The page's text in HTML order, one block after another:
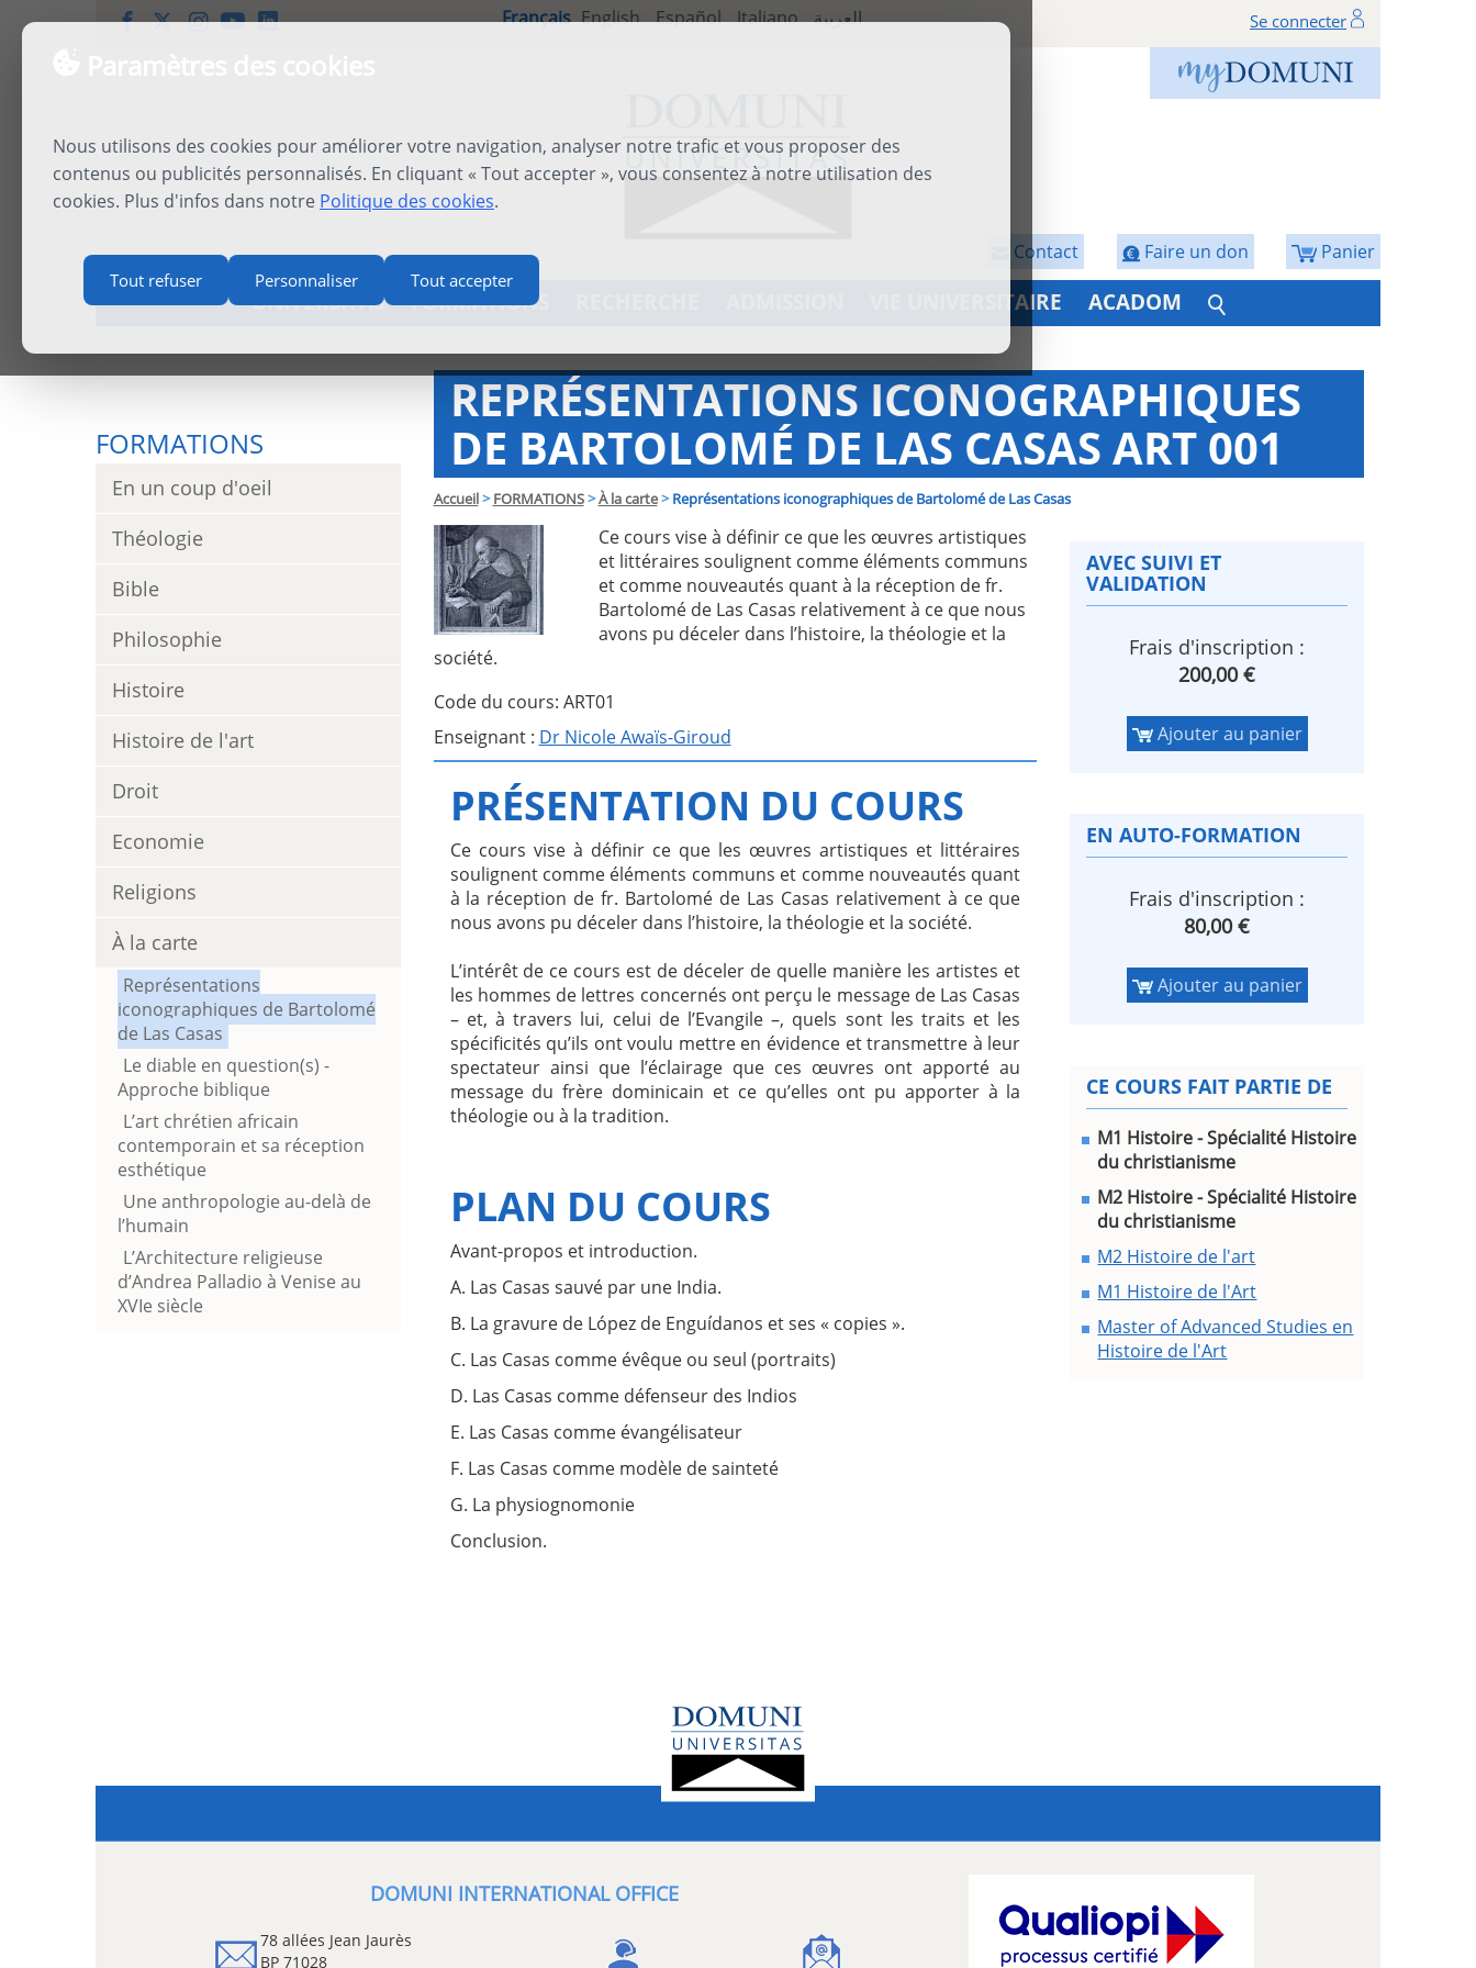
Nous utilisons des cookies pour améliorer votre navigation, analyser notre trafic et vous proposer des
contenus ou publicités personnalisés. En cliquant « Tout accepter », vous consentez à notre utilisation des
cookies. Plus d'infos dans notre Politique des cookies.
Tout refuser Personnaliser Tout accepter
Français English Español Italiano العربية Se connecter
Panier
Faire un don
Contact
UNIVERSITAS FORMATIONS VIE UNIVERSITAIRE ACADOM
FORMATIONS
En un coup d'oeil
Théologie
Bible
Philosophie
Histoire
Histoire de l'art
Droit
Economie
Religions
À la carte
Représentations
iconographiques de Bartolomé
de Las Casas
Le diable en question(s) -
Approche biblique
L’art chrétien africain
contemporain et sa réception
esthétique
Une anthropologie au-delà de
l’humain
L’Architecture religieuse
d’Andrea Palladio à Venise au
XVIe siècle
REPRÉSENTATIONS ICONOGRAPHIQUES
DE BARTOLOMÉ DE LAS CASAS ART 001
Accueil> FORMATIONS>À la carte> Représentations iconographiques de Bartolomé de Las Casas
Ce cours vise à définir ce que les œuvres artistiques
et littéraires soulignent comme éléments communs
et comme nouveautés quant à la réception de fr.
Bartolomé de Las Casas relativement à ce que nous
avons pu déceler dans l’histoire, la théologie et la
société.
Code du cours: ART01
Enseignant : Dr Nicole Awaïs-Giroud
PRÉSENTATION DU COURS
Ce cours vise à définir ce que les œuvres artistiques et littéraires
soulignent comme éléments communs et comme nouveautés quant
à la réception de fr. Bartolomé de Las Casas relativement à ce que
nous avons pu déceler dans l’histoire, la théologie et la société.
L’intérêt de ce cours est de déceler de quelle manière les artistes et
les hommes de lettres concernés ont perçu le message de Las Casas
– et, à travers lui, celui de l’Evangile –, quels sont les traits et les
spécificités qu’ils ont voulu mettre en évidence et transmettre à leur
spectateur ainsi que l’éclairage que ces œuvres ont apporté au
message du frère dominicain et ce qu’elles ont pu apporter à la
théologie ou à la tradition.
PLAN DU COURS
Avant-propos et introduction.
A. Las Casas sauvé par une India.
B. La gravure de López de Enguídanos et ses « copies ».
C. Las Casas comme évêque ou seul (portraits)
D. Las Casas comme défenseur des Indios
E. Las Casas comme évangélisateur
F. Las Casas comme modèle de sainteté
G. La physiognomonie
Conclusion.
AVEC SUIVI ET
VALIDATION
Frais d'inscription :
200,00 €
Ajouter au panier
EN AUTO-FORMATION
Frais d'inscription :
80,00 €
Ajouter au panier
CE COURS FAIT PARTIE DE
M1 Histoire - Spécialité Histoire
du christianisme
M2 Histoire - Spécialité Histoire
du christianisme
M2 Histoire de l'art
M1 Histoire de l'Art
Master of Advanced Studies en
Histoire de l'Art
DOMUNI INTERNATIONAL OFFICE
78 allées Jean Jaurès
BP 71028